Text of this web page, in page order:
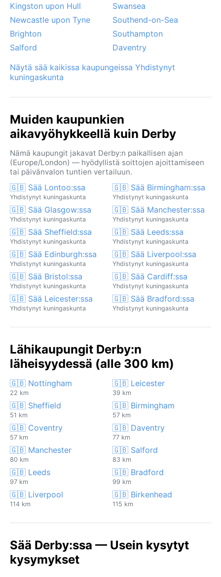
Kingston upon Hull
Swansea
Newcastle upon Tyne
Southend-on-Sea
Brighton
Southampton
Salford
Daventry
Näytä sää kaikissa kaupungeissa Yhdistynyt
kuningaskunta
Muiden kaupunkien
aikavyöhykkeellä kuin Derby
Nämä kaupungit jakavat Derby:n paikallisen ajan
(Europe/London) — hyödyllistä soittojen ajoittamiseen
tai päivänvalon tuntien vertailuun.
🇬🇧 Sää Lontoo:ssa
Yhdistynyt kuningaskunta
🇬🇧 Sää Birmingham:ssa
Yhdistynyt kuningaskunta
🇬🇧 Sää Glasgow:ssa
Yhdistynyt kuningaskunta
🇬🇧 Sää Manchester:ssa
Yhdistynyt kuningaskunta
🇬🇧 Sää Sheffield:ssa
Yhdistynyt kuningaskunta
🇬🇧 Sää Leeds:ssa
Yhdistynyt kuningaskunta
🇬🇧 Sää Edinburgh:ssa
Yhdistynyt kuningaskunta
🇬🇧 Sää Liverpool:ssa
Yhdistynyt kuningaskunta
🇬🇧 Sää Bristol:ssa
Yhdistynyt kuningaskunta
🇬🇧 Sää Cardiff:ssa
Yhdistynyt kuningaskunta
🇬🇧 Sää Leicester:ssa
Yhdistynyt kuningaskunta
🇬🇧 Sää Bradford:ssa
Yhdistynyt kuningaskunta
Lähikaupungit Derby:n
läheisyydessä (alle 300 km)
🇬🇧 Nottingham
22 km
🇬🇧 Leicester
39 km
🇬🇧 Sheffield
51 km
🇬🇧 Birmingham
57 km
🇬🇧 Coventry
57 km
🇬🇧 Daventry
77 km
🇬🇧 Manchester
80 km
🇬🇧 Salford
83 km
🇬🇧 Leeds
97 km
🇬🇧 Bradford
99 km
🇬🇧 Liverpool
114 km
🇬🇧 Birkenhead
115 km
Sää Derby:ssa — Usein kysytyt
kysymykset